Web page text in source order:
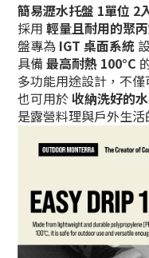
簡易瀝水托盤 1單位 2
採用 輕量且耐用的聚
盤專為 IGT 桌面系統
具備 最高耐熱 100°C
多功能用途設計，不僅
也可用於收納洗好的
是露營料理與戶外生